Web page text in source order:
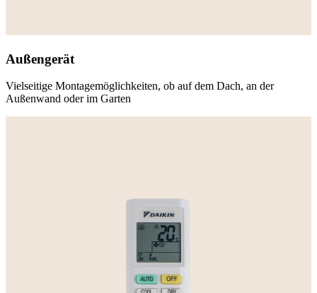
Außengerät
Vielseitige Montagemöglichkeiten, ob auf dem Dach, an der
Außenwand oder im Garten